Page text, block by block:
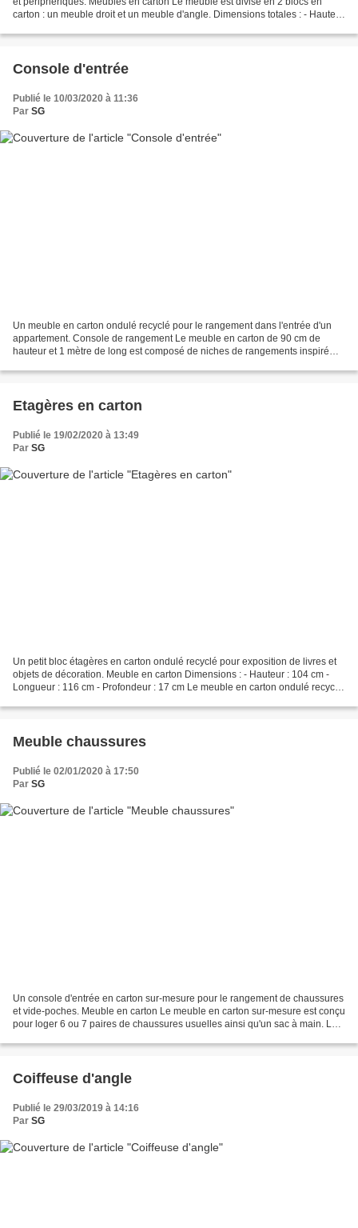
carton : un meuble droit et un meuble d'angle. Dimensions totales : - Hauteur
Console d'entrée
Publié le 10/03/2020 à 11:36
Par SG
Un meuble en carton ondulé recyclé pour le rangement dans l'entrée d'un
appartement. Console de rangement Le meuble en carton de 90 cm de
hauteur et 1 mètre de long est composé de niches de rangements inspiré
Etagères en carton
Publié le 19/02/2020 à 13:49
Par SG
Un petit bloc étagères en carton ondulé recyclé pour exposition de livres et
objets de décoration. Meuble en carton Dimensions : - Hauteur : 104 cm -
Longueur : 116 cm - Profondeur : 17 cm Le meuble en carton ondulé recyclé
Meuble chaussures
Publié le 02/01/2020 à 17:50
Par SG
Un console d'entrée en carton sur-mesure pour le rangement de chaussures
et vide-poches. Meuble en carton Le meuble en carton sur-mesure est conçu
pour loger 6 ou 7 paires de chaussures usuelles ainsi qu'un sac à main. Les
Coiffeuse d'angle
Publié le 29/03/2019 à 14:16
Par SG